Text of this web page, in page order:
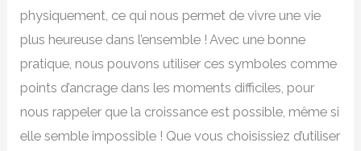
physiquement, ce qui nous permet de vivre une vie
plus heureuse dans l’ensemble ! Avec une bonne
pratique, nous pouvons utiliser ces symboles comme
points d’ancrage dans les moments difficiles, pour
nous rappeler que la croissance est possible, même si
elle semble impossible ! Que vous choisissiez d’utiliser